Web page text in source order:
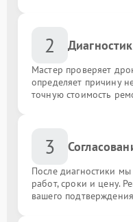
2
Мастер проверяет
определяет причину
точную стоимость
3
После диагностики
работ, сроки и цену.
вашего